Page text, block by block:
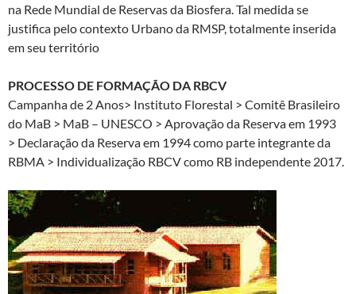
na Rede Mundial de Reservas da Biosfera. Tal medida se
justifica pelo contexto Urbano da RMSP, totalmente inserida
em seu território
PROCESSO DE FORMAÇÃO DA RBCV
Campanha de 2 Anos> Instituto Florestal > Comitê Brasileiro
do MaB > MaB – UNESCO > Aprovação da Reserva em 1993
> Declaração da Reserva em 1994 como parte integrante da
RBMA > Individualização RBCV como RB independente 2017.